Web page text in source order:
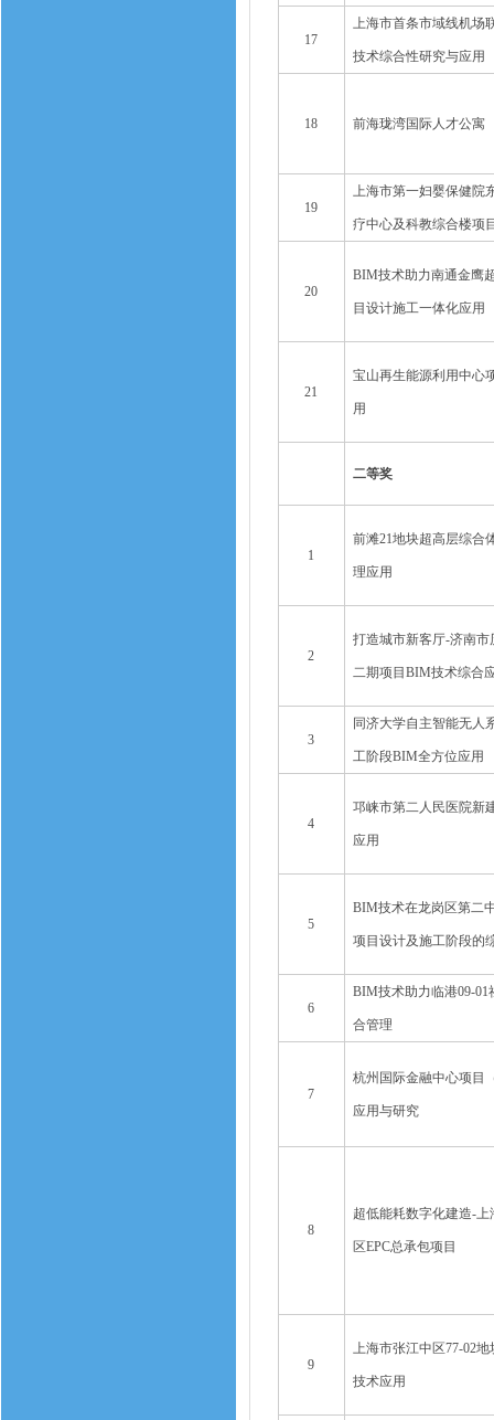
17
上海市首条市域线机场
技术综合性研究与应用
18 前海珑湾国际人才公寓
19
上海市第一妇婴保健院
疗中心及科教综合楼项
20
BIM技术助力南通金鹰
目设计施工一体化应用
21
宝山再生能源利用中心
用
二等奖
1
前滩21地块超高层综合
理应用
2
打造城市新客厅-济南
二期项目BIM技术综合
3
同济大学自主智能无人
工阶段BIM全方位应用
4
邛崃市第二人民医院新
应用
5
BIM技术在龙岗区第二
项目设计及施工阶段的
6
BIM技术助力临港09-01
合管理
7
杭州国际金融中心项目
应用与研究
8
超低能耗数字化建造-
区EPC总承包项目
9
上海市张江中区77-02
技术应用